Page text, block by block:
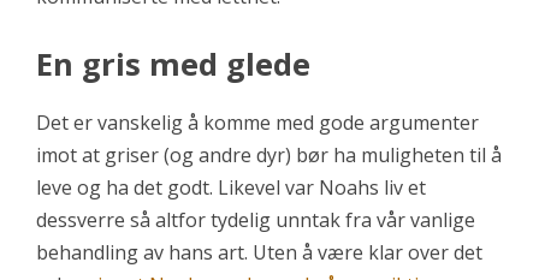
En gris med glede
Det er vanskelig å komme med gode argumenter
imot at griser (og andre dyr) bør ha muligheten til å
leve og ha det godt. Likevel var Noahs liv et
dessverre så altfor tydelig unntak fra vår vanlige
behandling av hans art. Uten å være klar over det